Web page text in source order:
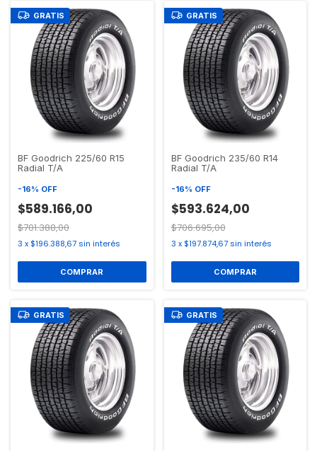
GRATIS
BF Goodrich 225/60 R15
Radial T/A
-16% OFF
$589.166,00
$701.388,00
3 x $196.388,67 sin interés
GRATIS
BF Goodrich 235/60 R14
Radial T/A
-16% OFF
$593.624,00
$706.695,00
3 x $197.874,67 sin interés
GRATIS GRATIS